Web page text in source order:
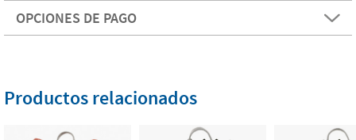
OPCIONES DE PAGO
Productos relacionados